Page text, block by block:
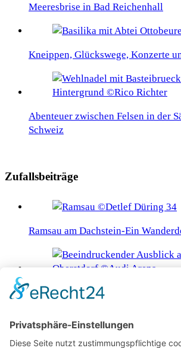
Meeresbrise in Bad Reichenhall
Kneippen, Glückswege, Konzerte
Abenteuer zwischen Felsen in der
Schweiz
Zufallsbeiträge
Ramsau am Dachstein-Ein
Ausflugsziele rund um Oberstdorf